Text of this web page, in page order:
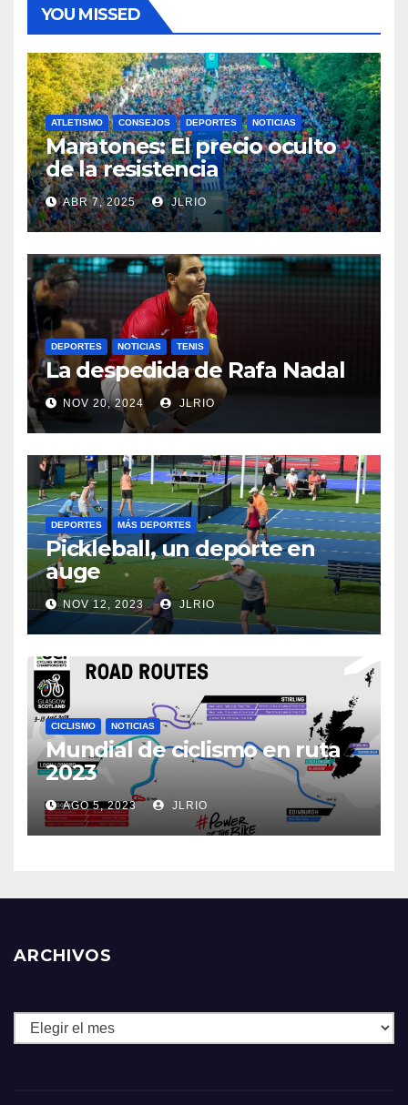
YOU MISSED
ATLETISMO CONSEJOS DEPORTES NOTICIAS
Maratones: El precio oculto
de la resistencia
ABR 7, 2025 JLRIO
DEPORTES NOTICIAS TENIS
La despedida de Rafa Nadal
NOV 20, 2024 JLRIO
DEPORTES MÁS DEPORTES
Pickleball, un deporte en
auge
NOV 12, 2023 JLRIO
CICLISMO NOTICIAS
Mundial de ciclismo en ruta
2023
AGO 5, 2023 JLRIO
ARCHIVOS
Archivos